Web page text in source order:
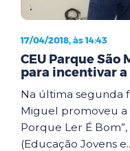
17/04/2018, às 14:43
CEU Parque
para incentivar
Na última segunda
Miguel promoveu a
Porque Ler É
(Educação Jovens